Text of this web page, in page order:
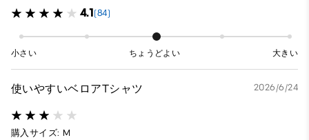
4.1(84)
小さい ちょうどよい 大きい
使いやすいベロアTシャツ 2026/6/24
購入サイズ: M